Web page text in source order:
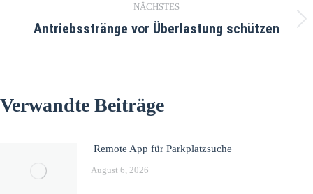
NÄCHSTES
Antriebsstränge vor Überlastung schützen
Verwandte Beiträge
Remote App für Parkplatzsuche
August 6, 2026